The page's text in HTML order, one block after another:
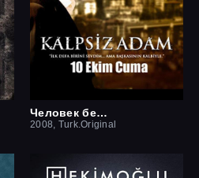
Человек без сердца
2008, Turk.Original